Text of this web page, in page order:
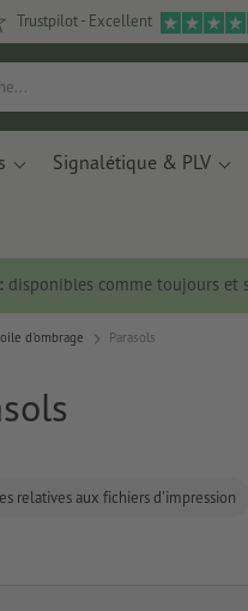
Trustpilot - Excellent
Signalétique & PLV
disponibles comme toujours et
d'ombrage Parasols
relatives aux fichiers d'impression